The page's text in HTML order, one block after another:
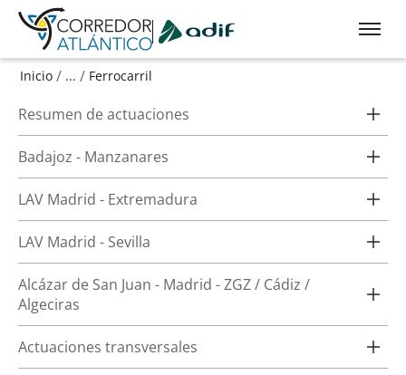
Ir a contenido principal
Inicio / ... / Ferrocarril
Resumen de actuaciones
Badajoz - Manzanares
LAV Madrid - Extremadura
LAV Madrid - Sevilla
Alcázar de San Juan - Madrid - ZGZ / Cádiz /
Algeciras
Actuaciones transversales